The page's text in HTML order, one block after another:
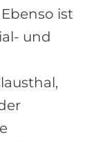
ist
und